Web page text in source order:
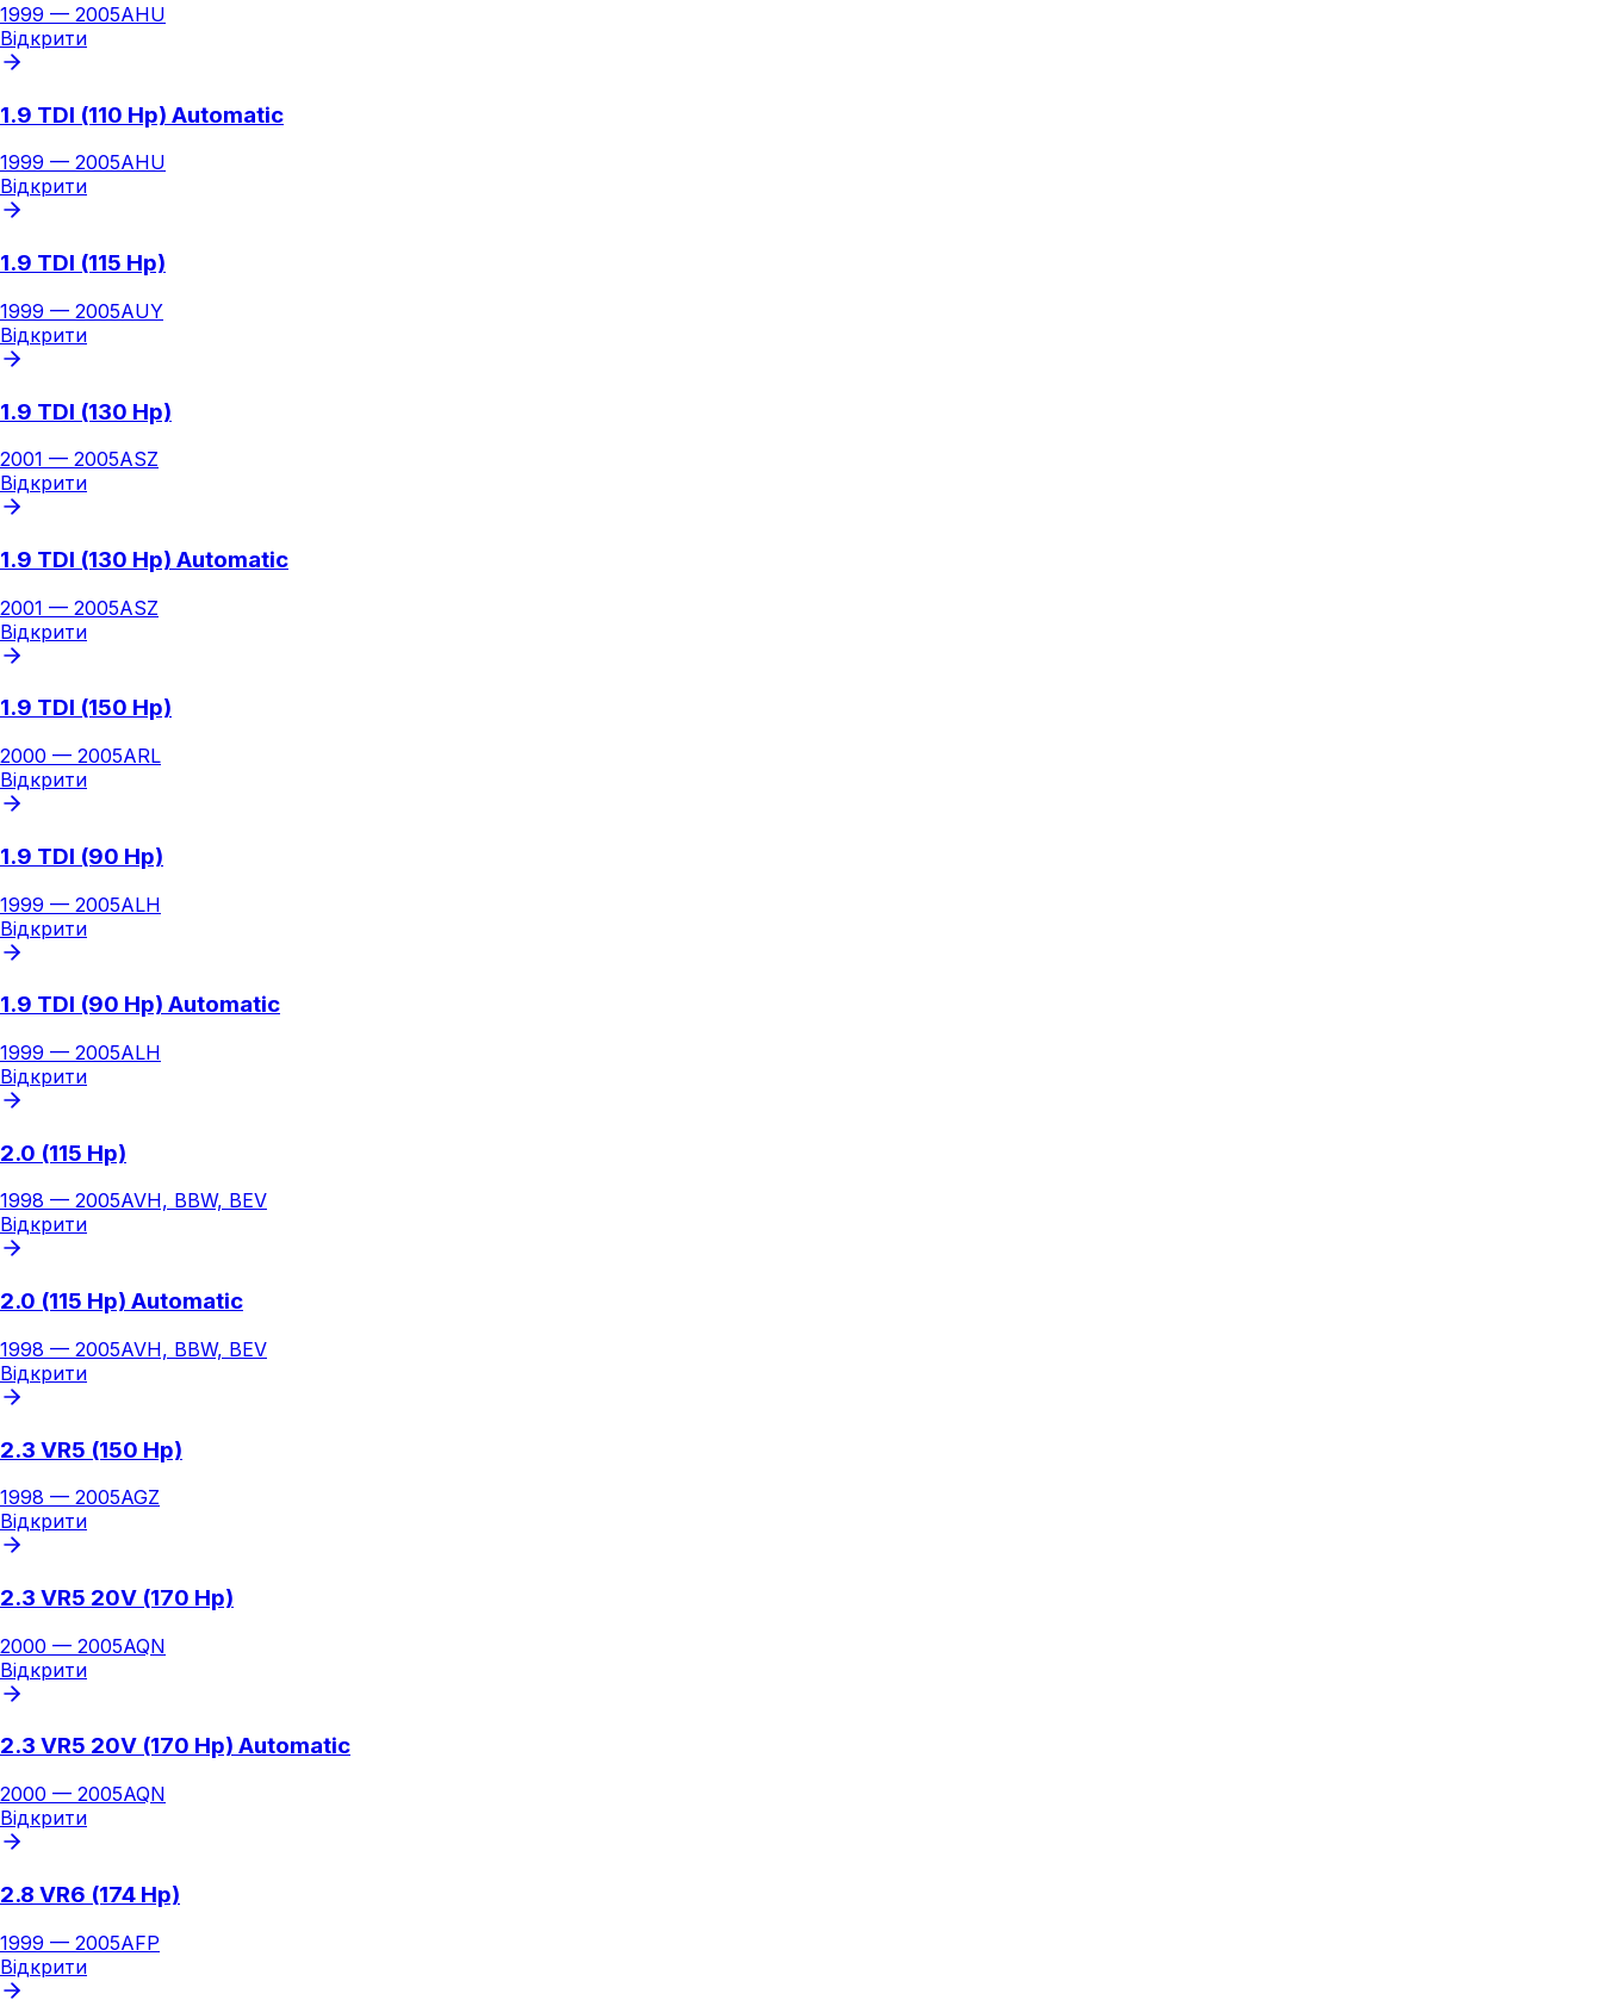
1999 — 2005AHU
Відкрити
1.9 TDI (110 Hp) Automatic
1999 — 2005AHU
Відкрити
1.9 TDI (115 Hp)
1999 — 2005AUY
Відкрити
1.9 TDI (130 Hp)
2001 — 2005ASZ
Відкрити
1.9 TDI (130 Hp) Automatic
2001 — 2005ASZ
Відкрити
1.9 TDI (150 Hp)
2000 — 2005ARL
Відкрити
1.9 TDI (90 Hp)
1999 — 2005ALH
Відкрити
1.9 TDI (90 Hp) Automatic
1999 — 2005ALH
Відкрити
2.0 (115 Hp)
1998 — 2005AVH, BBW, BEV
Відкрити
2.0 (115 Hp) Automatic
1998 — 2005AVH, BBW, BEV
Відкрити
2.3 VR5 (150 Hp)
1998 — 2005AGZ
Відкрити
2.3 VR5 20V (170 Hp)
2000 — 2005AQN
Відкрити
2.3 VR5 20V (170 Hp) Automatic
2000 — 2005AQN
Відкрити
2.8 VR6 (174 Hp)
1999 — 2005AFP
Відкрити